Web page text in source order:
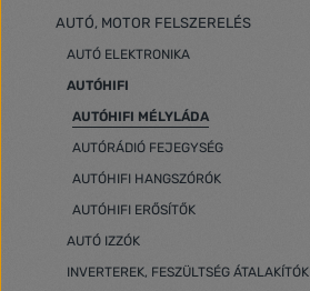
AUTÓ, MOTOR FELSZERELÉS
AUTÓ ELEKTRONIKA
AUTÓHIFI
AUTÓHIFI MÉLYLÁDA
AUTÓRÁDIÓ FEJEGYSÉG
AUTÓHIFI HANGSZÓRÓK
AUTÓHIFI ERŐSÍTŐK
AUTÓ IZZÓK
INVERTEREK, FESZÜLTSÉG ÁTALAKÍTÓK